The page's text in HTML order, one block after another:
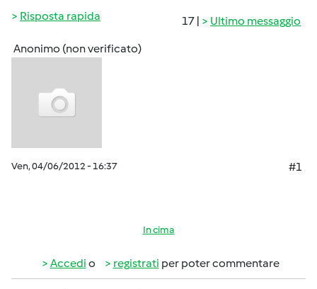
17 | Ultimo messaggio
Risposta rapida
Anonimo (non verificato)
Ven, 04/06/2012 - 16:37 #1
In cima
Accedi o registrati per poter commentare